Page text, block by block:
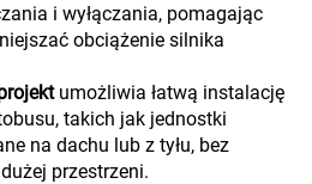
i wyłączania, pomagając
obciążenie silnika
umożliwia łatwą instalację
takich jak jednostki
na dachu lub z tyłu, bez
przestrzeni.